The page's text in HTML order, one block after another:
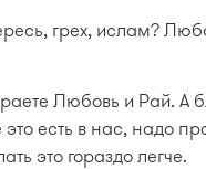
грех, ислам?
Любовь и Рай. А
есть в нас, надо
это гораздо легче.